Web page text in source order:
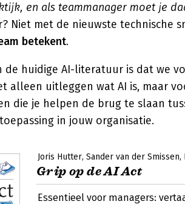
en als teammanager moet je
Niet met de nieuwste technische
betekent.
de huidige AI-literatuur is dat we
alleen uitleggen wat AI is, maar
die je helpen de brug te slaan
in jouw organisatie.
Joris Hutter Sander van der Smissen
Grip op de AI Act
Essentieel voor managers: